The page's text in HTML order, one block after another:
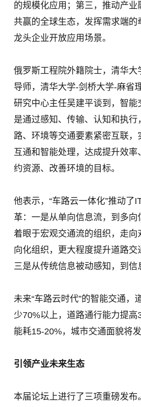
的规模化应用；第三，推动产业
共赢的全球生态，发挥需求端的
龙头企业开放应用场景。
俄罗斯工程院外籍院士，清华大
导师，清华大学-剑桥大学-麻省
研究中心主任吴建平谈到，智能
是通过感知、传输、认知和执行
路、环境等交通要素紧密互联，
互通和智能处理，达成提升效率
约资源、改善环境的目标。
他表示，“车路云一体化”推动了
革：一是从单向信息流，到多向
着眼于宏观交通流的组织，走向
向化组织，更大程度提升道路交
三是从传统信息被动感知，到信
未来“车路云时代”的智能交通，
少70%以上，道路通行能力提高
能耗15-20%，城市交通面貌将
引领产业未来生态
本届论坛上进行了三项重磅发布